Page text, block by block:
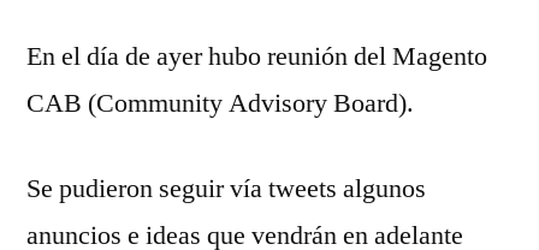
En el día de ayer hubo reunión del Magento
CAB (Community Advisory Board).
Se pudieron seguir vía tweets algunos
anuncios e ideas que vendrán en adelante